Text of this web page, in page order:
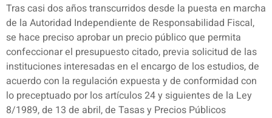
Tras casi dos años transcurridos desde la puesta en marcha
de la Autoridad Independiente de Responsabilidad Fiscal,
se hace preciso aprobar un precio público que permita
confeccionar el presupuesto citado, previa solicitud de las
instituciones interesadas en el encargo de los estudios, de
acuerdo con la regulación expuesta y de conformidad con
lo preceptuado por los artículos 24 y siguientes de la Ley
8/1989, de 13 de abril, de Tasas y Precios Públicos